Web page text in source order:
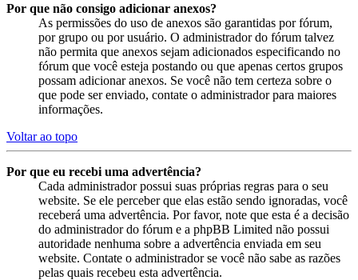
Por que não consigo adicionar anexos?
As permissões do uso de anexos são garantidas por fórum,
por grupo ou por usuário. O administrador do fórum talvez
não permita que anexos sejam adicionados especificando no
fórum que você esteja postando ou que apenas certos grupos
possam adicionar anexos. Se você não tem certeza sobre o
que pode ser enviado, contate o administrador para maiores
informações.
Voltar ao topo
Por que eu recebi uma advertência?
Cada administrador possui suas próprias regras para o seu
website. Se ele perceber que elas estão sendo ignoradas, você
receberá uma advertência. Por favor, note que esta é a decisão
do administrador do fórum e a phpBB Limited não possui
autoridade nenhuma sobre a advertência enviada em seu
website. Contate o administrador se você não sabe as razões
pelas quais recebeu esta advertência.